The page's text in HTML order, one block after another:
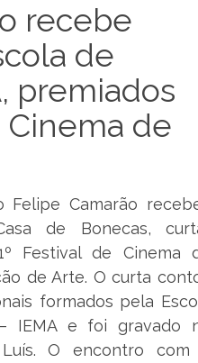
recebe
de
premiados
de
Felipe Camarão
de Bonecas,
Festival de Cinema
de Arte. O curta
formados pela
IEMA e foi gravado
O encontro com